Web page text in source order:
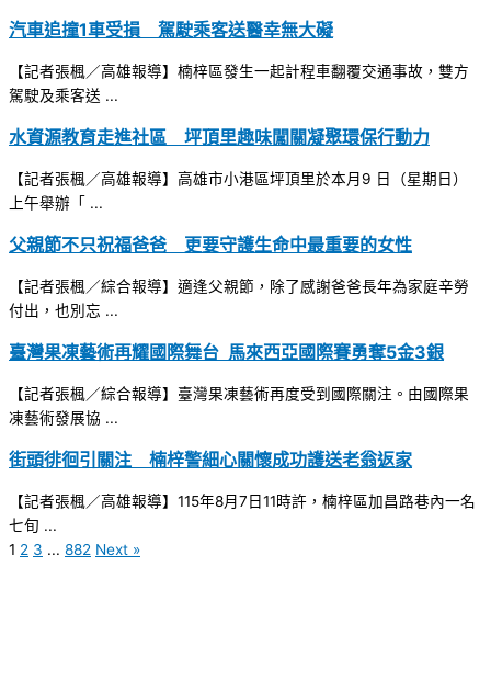
汽車追撞1車受損 駕駛乘客送醫幸無大礙
【記者張楓／高雄報導】楠梓區發生一起計程車翻覆交通事故，雙方
駕駛及乘客送 ...
水資源教育走進社區 坪頂里趣味闖關凝聚環保行動力
【記者張楓／高雄報導】高雄市小港區坪頂里於本月9 日（星期日）
上午舉辦「 ...
父親節不只祝福爸爸 更要守護生命中最重要的女性
【記者張楓／綜合報導】適逢父親節，除了感謝爸爸長年為家庭辛勞
付出，也別忘 ...
臺灣果凍藝術再耀國際舞台 馬來西亞國際賽勇奪5金3銀
【記者張楓／綜合報導】臺灣果凍藝術再度受到國際關注。由國際果
凍藝術發展協 ...
街頭徘徊引關注 楠梓警細心關懷成功護送老翁返家
【記者張楓／高雄報導】115年8月7日11時許，楠梓區加昌路巷內一名
七旬 ...
1 2 3 ... 882 Next »